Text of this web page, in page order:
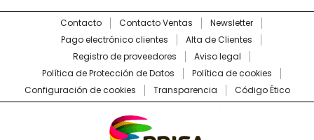
Contacto Contacto Ventas
Newsletter
Pago electrónico clientes
Alta de Clientes
Registro de proveedores
Aviso legal
Política de Protección de Datos
Política de cookies
Configuración de cookies
Transparencia Código Ético